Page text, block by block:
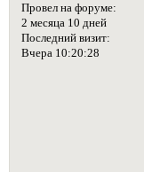
Провел на форуме:
2 месяца 10 дней
Последний визит:
Вчера 10:20:28